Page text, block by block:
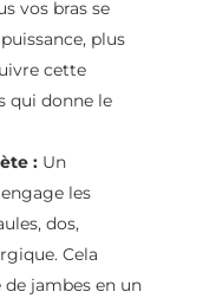
vos bras se
plus
cette
qui donne le
:Un
les
dos,
Cela
jambes en un